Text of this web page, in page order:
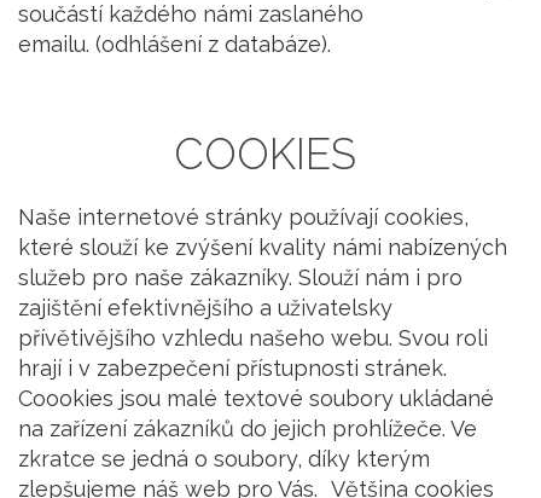
součástí každého námi zaslaného
emailu. (odhlášení z databáze).
COOKIES
Naše internetové stránky používají cookies,
které slouží ke zvýšení kvality námi nabízených
služeb pro naše zákazníky. Slouží nám i pro
zajištění efektivnějšího a uživatelsky
přívětivějšího vzhledu našeho webu. Svou roli
hrají i v zabezpečení přístupnosti stránek.
Coookies jsou malé textové soubory ukládané
na zařízení zákazníků do jejich prohlížeče. Ve
zkratce se jedná o soubory, díky kterým
zlepšujeme náš web pro Vás. Většina cookies